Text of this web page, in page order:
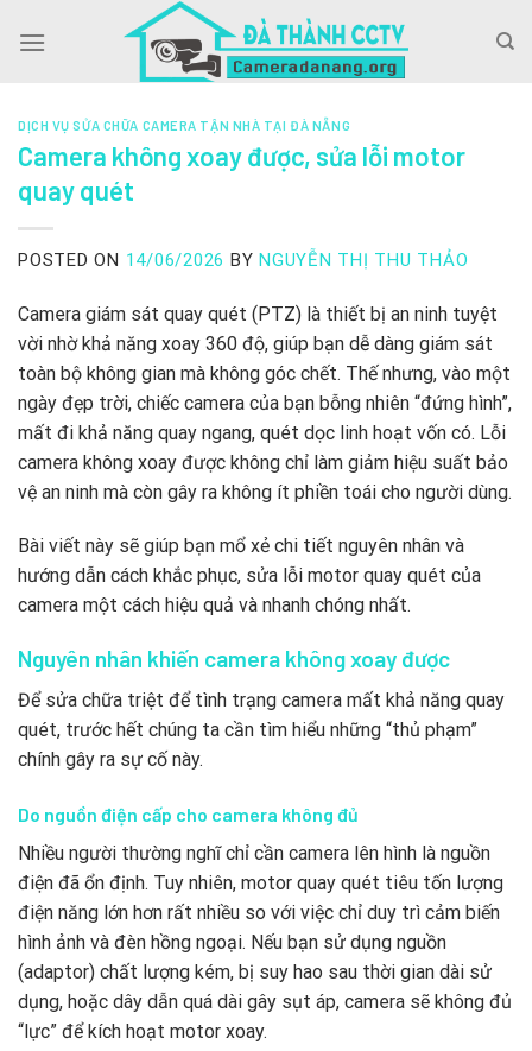
DỊCH VỤ SỬA CHỮA CAMERA TẬN NHÀ TẠI ĐÀ NẴNG
Camera không xoay được, sửa lỗi motor
quay quét
POSTED ON 14/06/2026 BY NGUYỄN THỊ THU THẢO
Camera giám sát quay quét (PTZ) là thiết bị an ninh tuyệt
vời nhờ khả năng xoay 360 độ, giúp bạn dễ dàng giám sát
toàn bộ không gian mà không góc chết. Thế nhưng, vào một
ngày đẹp trời, chiếc camera của bạn bỗng nhiên “đứng hình”,
mất đi khả năng quay ngang, quét dọc linh hoạt vốn có. Lỗi
camera không xoay được không chỉ làm giảm hiệu suất bảo
vệ an ninh mà còn gây ra không ít phiền toái cho người dùng.
Bài viết này sẽ giúp bạn mổ xẻ chi tiết nguyên nhân và
hướng dẫn cách khắc phục, sửa lỗi motor quay quét của
camera một cách hiệu quả và nhanh chóng nhất.
Nguyên nhân khiến camera không xoay được
Để sửa chữa triệt để tình trạng camera mất khả năng quay
quét, trước hết chúng ta cần tìm hiểu những “thủ phạm”
chính gây ra sự cố này.
Do nguồn điện cấp cho camera không đủ
Nhiều người thường nghĩ chỉ cần camera lên hình là nguồn
điện đã ổn định. Tuy nhiên, motor quay quét tiêu tốn lượng
điện năng lớn hơn rất nhiều so với việc chỉ duy trì cảm biến
hình ảnh và đèn hồng ngoại. Nếu bạn sử dụng nguồn
(adaptor) chất lượng kém, bị suy hao sau thời gian dài sử
dụng, hoặc dây dẫn quá dài gây sụt áp, camera sẽ không đủ
“lực” để kích hoạt motor xoay.